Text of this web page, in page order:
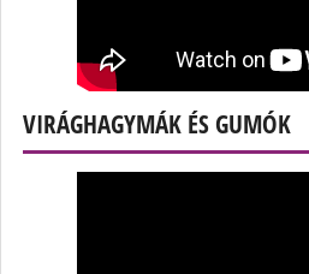
VIRÁGHAGYMÁK ÉS GUMÓK